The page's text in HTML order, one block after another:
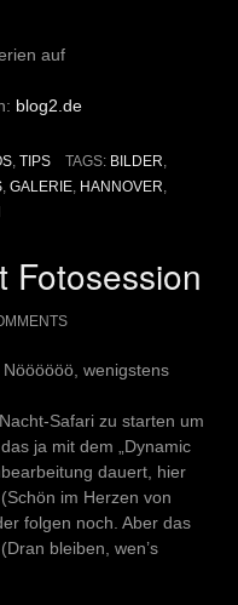
auf
blog2.de
, TIPS TAGS: BILDER,
, GALERIE, HANNOVER,
Fotosession
wenigstens
Safari zu starten um
ja mit dem „Dynamic
dauert, hier
im Herzen von
folgen noch. Aber das
bleiben, wen’s